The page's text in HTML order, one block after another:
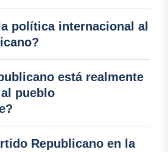
política internacional al
está realmente
pueblo
Republicano en la